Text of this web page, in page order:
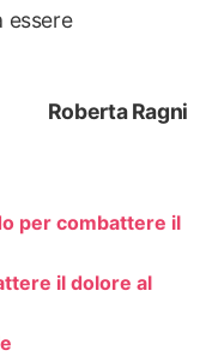
essere
Roberta Ragni
per combattere il
il dolore al